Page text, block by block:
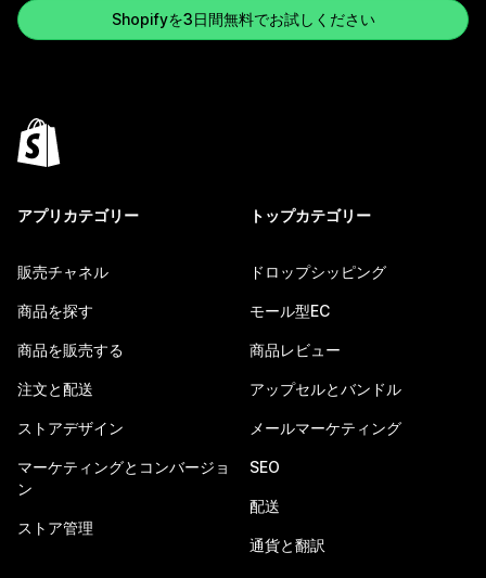
Shopifyを3日間無料でお試しください
アプリカテゴリー
販売チャネル
商品を探す
商品を販売する
注文と配送
ストアデザイン
マーケティングとコンバージョ
ン
ストア管理
トップカテゴリー
ドロップシッピング
モール型EC
商品レビュー
アップセルとバンドル
メールマーケティング
SEO
配送
通貨と翻訳